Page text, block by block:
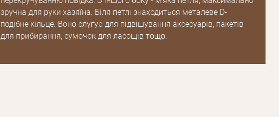
зручна для руки хазяїна. Біля петлі знаходиться металеве D-
подібне кільце. Воно слугує для підвішування аксесуарів, пакетів
для прибирання, сумочок для ласощів тощо.